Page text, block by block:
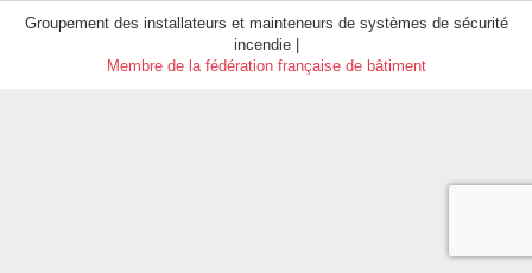
Groupement des installateurs et mainteneurs de systèmes de sécurité
incendie |
Membre de la fédération française de bâtiment